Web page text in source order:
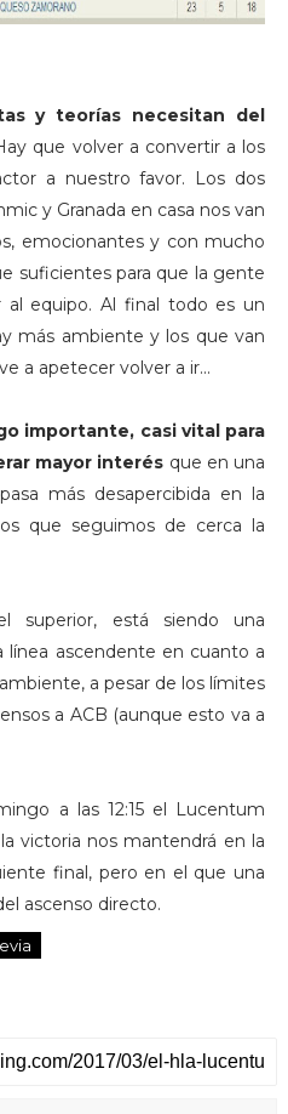
y teorías necesitan del
que volver a convertir a los
a nuestro favor. Los dos
y Granada en casa nos van
emocionantes y con mucho
suficientes para que la gente
al equipo. Al final todo es un
más ambiente y los que van
a apetecer volver a ir...
importante, casi vital para
mayor interés que en una
más desapercibida en la
que seguimos de cerca la
superior, está siendo una
ascendente en cuanto a
a pesar de los límites
a ACB (aunque esto va a
a las 12:15 el Lucentum
victoria nos mantendrá en la
final, pero en el que una
ascenso directo.